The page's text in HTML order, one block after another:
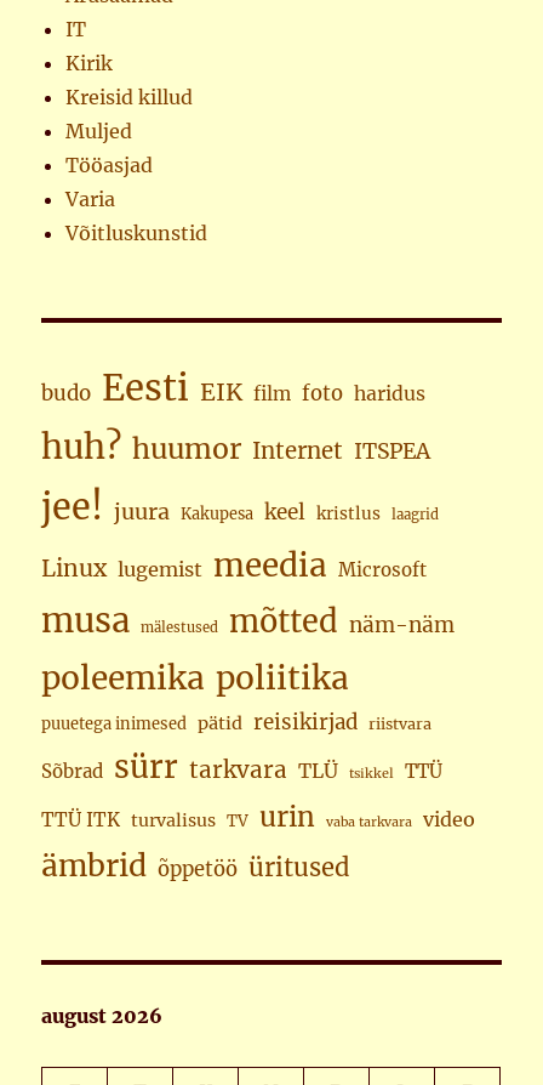
IT
Kirik
Kreisid killud
Muljed
Tööasjad
Varia
Võitluskunstid
budo Eesti EIK film foto haridus
huh? huumor Internet ITSPEA
jee! juura Kakupesa keel kristlus laagrid
Linux lugemist meedia Microsoft
musa mälestused mõtted näm-näm
poleemika poliitika
puuetega inimesed pätid reisikirjad riistvara
Sõbrad sürr tarkvara TLÜ tsikkel TTÜ
TTÜ ITK turvalisus TV urin vaba tarkvara video
ämbrid õppetöö üritused
august 2026